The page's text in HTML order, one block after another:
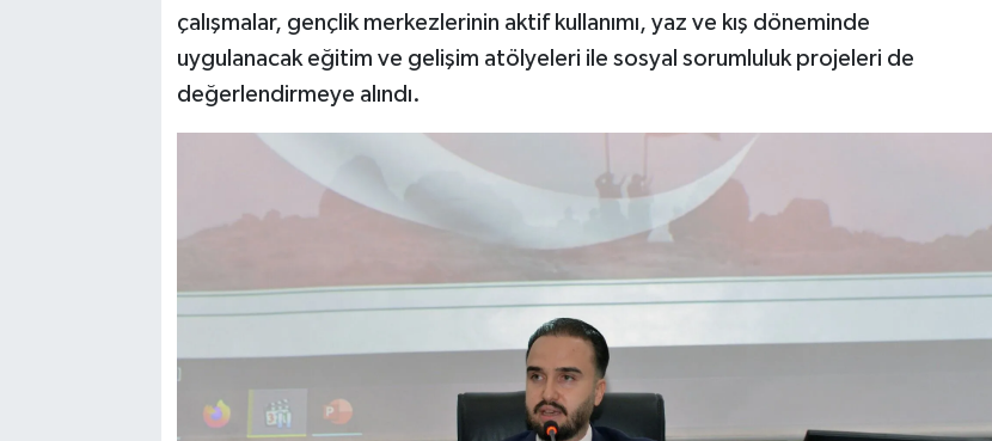
çalışmalar, gençlik merkezlerinin aktif kullanımı, yaz ve kış döneminde
uygulanacak eğitim ve gelişim atölyeleri ile sosyal sorumluluk projeleri de
değerlendirmeye alındı.